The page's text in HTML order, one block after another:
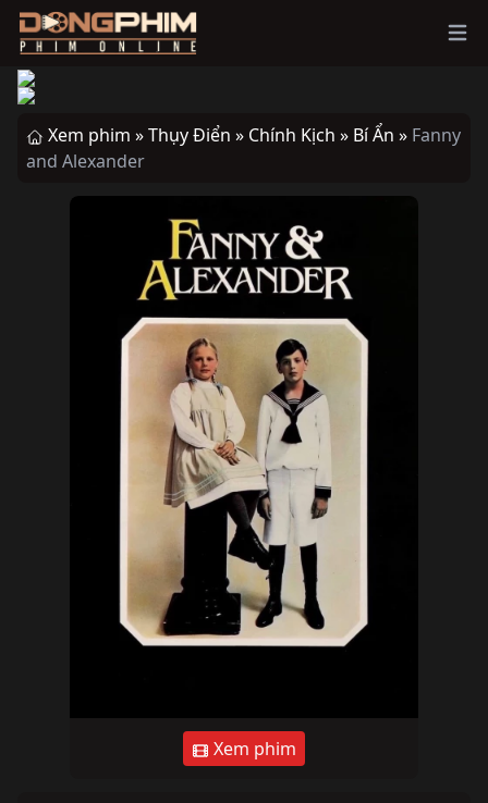
Xem phim »Thụy Điển » Chính Kịch » Bí Ẩn » Fanny
and Alexander
Xem phim